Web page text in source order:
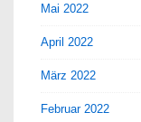
Mai 2022
April 2022
März 2022
Februar 2022